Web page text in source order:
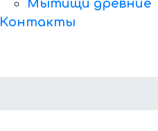
Мытищи древние
Контакты